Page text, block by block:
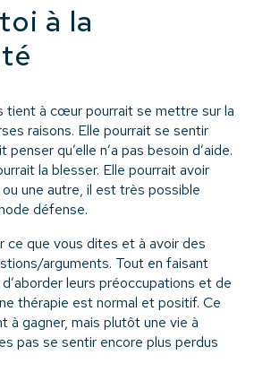
à la
tient à cœur pourrait se mettre sur la
raisons. Elle pourrait se sentir
qu’elle n’a pas besoin d’aide.
la blesser. Elle pourrait avoir
ou une autre, il est très possible
défense.
ce que vous dites et à avoir des
arguments. Tout en faisant
leurs préoccupations et de
thérapie est normal et positif. Ce
à gagner, mais plutôt une vie à
pas se sentir encore plus perdus